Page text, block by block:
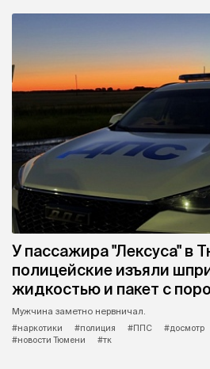
У пассажира "Лексуса" в
полицейские изъяли
жидкостью и пакет с
Мужчина заметно нервничал.
#наркотики
#полиция #ППС #досмотр
#новости Тюмени
#тк